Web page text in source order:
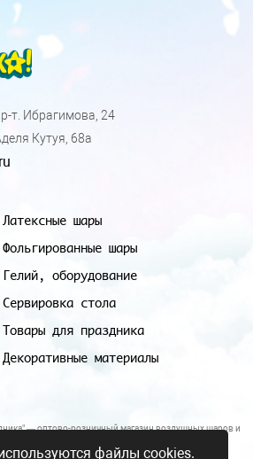
Латексные шары
Фольгированные шары
Гелий, оборудование
Сервировка стола
Товары для праздника
Декоративные материалы
т. Ибрагимова, 24
Кутуя, 68а
— оптово-розничный магазин воздушных шаров и
файлы cookies.